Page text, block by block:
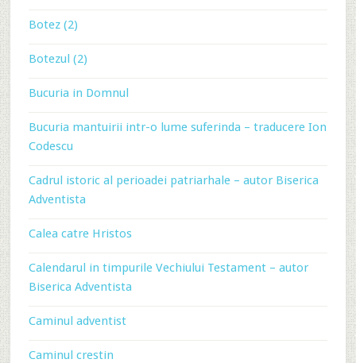
Botez (2)
Botezul (2)
Bucuria in Domnul
Bucuria mantuirii intr-o lume suferinda – traducere Ion
Codescu
Cadrul istoric al perioadei patriarhale – autor Biserica
Adventista
Calea catre Hristos
Calendarul in timpurile Vechiului Testament – autor
Biserica Adventista
Caminul adventist
Caminul crestin